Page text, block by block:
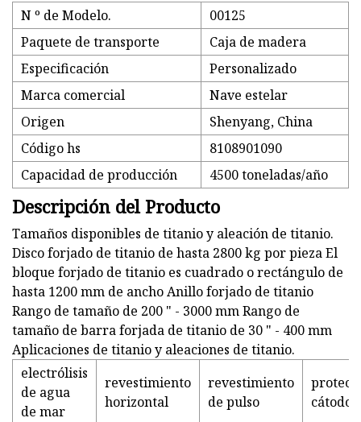
N º de Modelo.
00125
Paquete de transporte
Caja de madera
Especificación
Personalizado
Marca comercial
Nave estelar
Origen
Shenyang, China
Código hs
8108901090
Capacidad de producción
4500 toneladas/año
Descripción del Producto
Tamaños disponibles de titanio y aleación de titanio.
Disco forjado de titanio de hasta 2800 kg por pieza El
bloque forjado de titanio es cuadrado o rectángulo de
hasta 1200 mm de ancho Anillo forjado de titanio
Rango de tamaño de 200 " - 3000 mm Rango de
tamaño de barra forjada de titanio de 30 " - 400 mm
Aplicaciones de titanio y aleaciones de titanio.
electrólisis
de agua
de mar
revestimiento
horizontal
revestimiento
de pulso
cátodos